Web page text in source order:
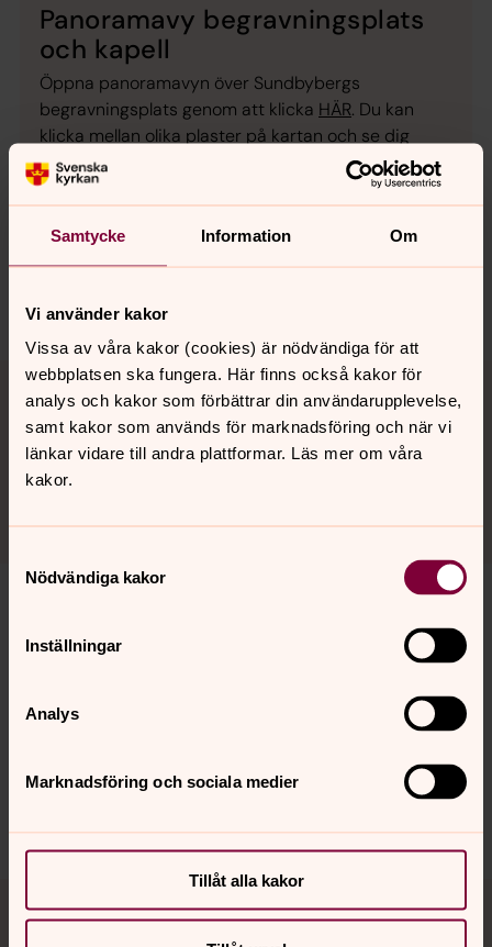
Samtycke Information Om
Vi använder kakor
Vissa av våra kakor (cookies) är nödvändiga för att
webbplatsen ska fungera. Här finns också kakor för
analys och kakor som förbättrar din användarupplevelse,
samt kakor som används för marknadsföring och när vi
länkar vidare till andra plattformar. Läs mer om våra
kakor.
Nödvändiga kakor
Inställningar
Analys
Marknadsföring och sociala medier
Tillåt alla kakor
Panoramavy begravningsplats
och kapell
Öppna panoramavyn över Sundbybergs
begravningsplats genom att klicka HÄR. Du kan
klicka mellan olika plaster på kartan och se dig
omkring.
Sundbybergs begravningsplats breder ut sig som
promenadvänlig park, med olika typer av
Lötsjö kapell och minneslunden med egen byggnad.
Se panoramavy inifrån Lötsjö kapellHÄR.
Bårtäcken
Församlingen har två stycken bårtäcken som man får
låna vid begravning. Ett grönt och ett blått.
Senast ändrad 25 februari 2026
innehåll?
Dela